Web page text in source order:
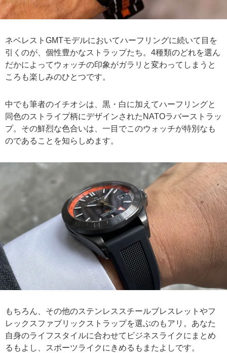
ネベレストGMTモデルにおいてハーフリングに続いて目を
引くのが、個性豊かなストラップたち。4種類のどれを選ん
だかによってウォッチの印象がガラリと変わってしまうと
ころも楽しみのひとつです。
中でも筆者のイチオシは、黒・白に加えてハーフリングと
同色のストライプ柄にデザインされたNATOラバーストラッ
プ。その鮮烈な色合いは、一目でこのウォッチが特別なも
のであることを知らしめます。
もちろん、その他のステンレススチールブレスレットやフ
レックスファブリックストラップを選ぶのもアリ。あなた
自身のライフスタイルに合わせてビジネスライクにまとめ
るもよし、スポーツライクにきめるもまたよしです。